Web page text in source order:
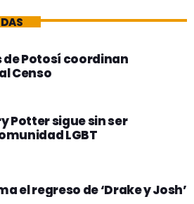
de Potosí coordinan
Censo
Potter sigue sin ser
LGBT
el regreso de ‘Drake y Josh’